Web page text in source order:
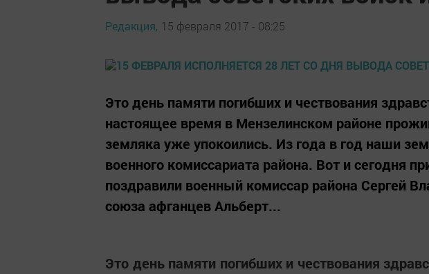
Редакция, 15 февраля 2017 - 08:25
Это день памяти погибших и чествования
настоящее время в Мензелинском районе
земляка уже упокоились. Из года в год наши
военного комиссариата района. Вот и сегодня
поздравили военный комиссар района Сергей
союза афганцев Альберт...
Это день памяти погибших и чествования